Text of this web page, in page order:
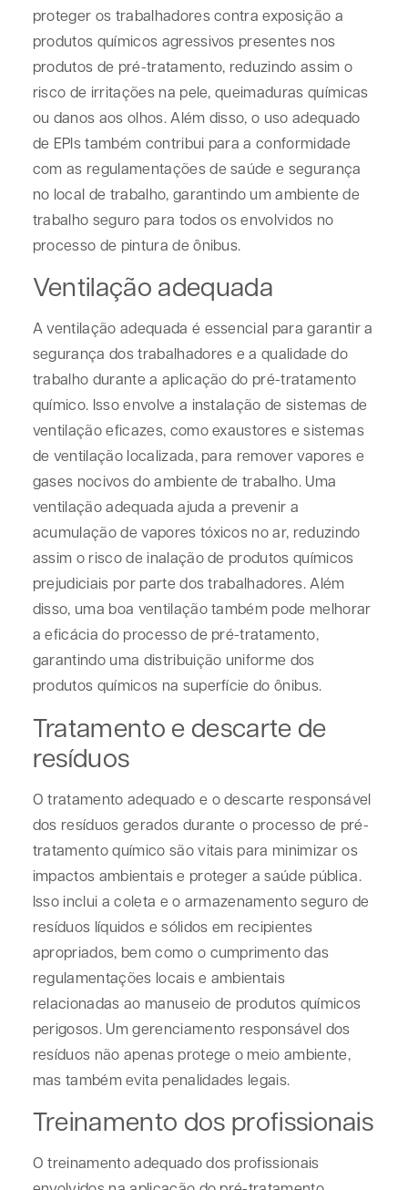
proteger os trabalhadores contra exposição a
produtos químicos agressivos presentes nos
produtos de pré-tratamento, reduzindo assim o
risco de irritações na pele, queimaduras químicas
ou danos aos olhos. Além disso, o uso adequado
de EPIs também contribui para a conformidade
com as regulamentações de saúde e segurança
no local de trabalho, garantindo um ambiente de
trabalho seguro para todos os envolvidos no
processo de pintura de ônibus.
Ventilação adequada
A ventilação adequada é essencial para garantir a
segurança dos trabalhadores e a qualidade do
trabalho durante a aplicação do pré-tratamento
químico. Isso envolve a instalação de sistemas de
ventilação eficazes, como exaustores e sistemas
de ventilação localizada, para remover vapores e
gases nocivos do ambiente de trabalho. Uma
ventilação adequada ajuda a prevenir a
acumulação de vapores tóxicos no ar, reduzindo
assim o risco de inalação de produtos químicos
prejudiciais por parte dos trabalhadores. Além
disso, uma boa ventilação também pode melhorar
a eficácia do processo de pré-tratamento,
garantindo uma distribuição uniforme dos
produtos químicos na superfície do ônibus.
Tratamento e descarte de
resíduos
O tratamento adequado e o descarte responsável
dos resíduos gerados durante o processo de pré-
tratamento químico são vitais para minimizar os
impactos ambientais e proteger a saúde pública.
Isso inclui a coleta e o armazenamento seguro de
resíduos líquidos e sólidos em recipientes
apropriados, bem como o cumprimento das
regulamentações locais e ambientais
relacionadas ao manuseio de produtos químicos
perigosos. Um gerenciamento responsável dos
resíduos não apenas protege o meio ambiente,
mas também evita penalidades legais.
Treinamento dos profissionais
O treinamento adequado dos profissionais